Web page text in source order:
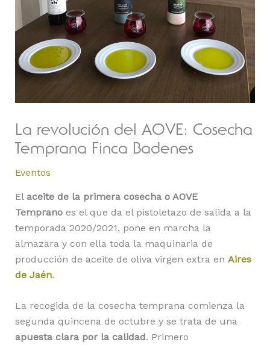
La revolución del AOVE: Cosecha
Temprana Finca Badenes
Eventos
El aceite de la primera cosecha o AOVE
Tempranoes el que da el pistoletazo de salida a la
temporada 2020/2021, pone en marcha la
almazara y con ella toda la maquinaria de
producción de aceite de oliva virgen extra en Aires
de Jaén.
La recogida de la cosecha temprana comienza la
segunda quincena de octubre y se trata de una
apuesta clara por la calidad. Primero